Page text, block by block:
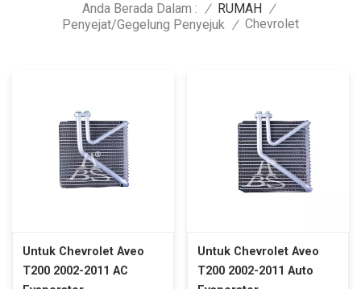
Anda Berada Dalam : / RUMAH /
Penyejat/Gegelung Penyejuk / Chevrolet
Untuk Chevrolet Aveo
T200 2002-2011 AC
Untuk Chevrolet Aveo
T200 2002-2011 Auto